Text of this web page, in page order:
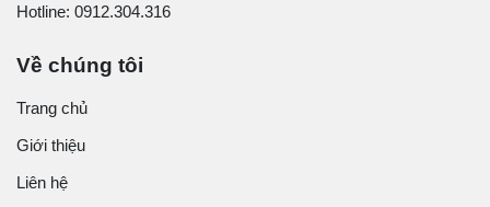
Hotline: 0912.304.316
Về chúng tôi
Trang chủ
Giới thiệu
Liên hệ